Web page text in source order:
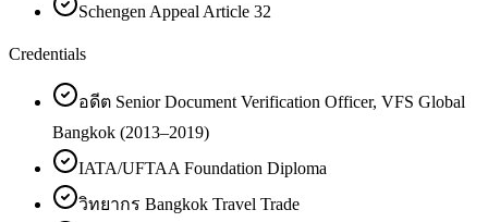
Schengen Appeal Article 32
Credentials
อดีต Senior Document Verification Officer, VFS Global
Bangkok (2013–2019)
IATA/UFTAA Foundation Diploma
วิทยากร Bangkok Travel Trade